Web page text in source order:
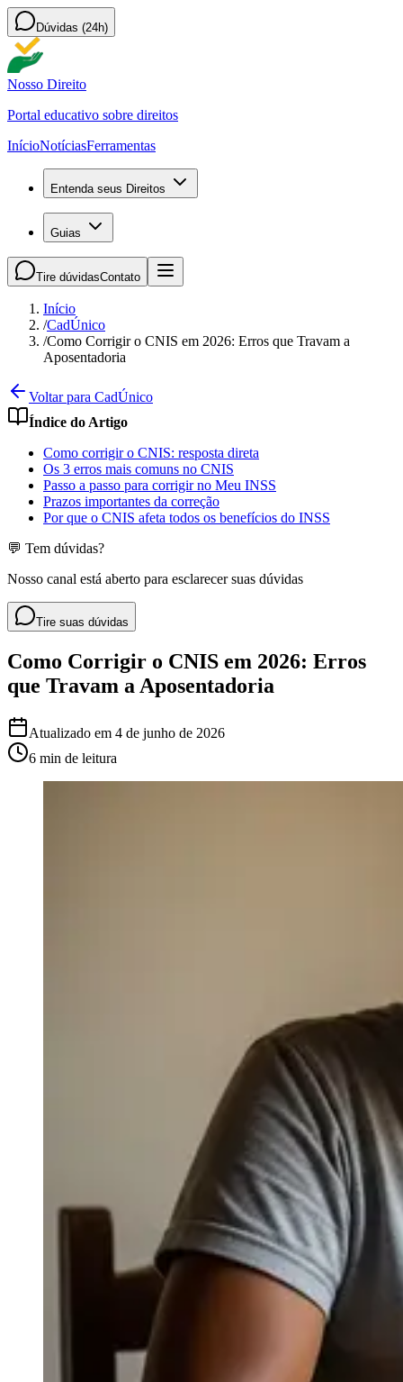
Dúvidas (24h)
Nosso Direito
Portal educativo sobre direitos
InícioNotíciasFerramentas
Entenda seus Direitos
Guias
Tire dúvidasContato
Início
/CadÚnico
/Como Corrigir o CNIS em 2026: Erros que Travam a
Aposentadoria
Voltar para CadÚnico
Índice do Artigo
Como corrigir o CNIS: resposta direta
Os 3 erros mais comuns no CNIS
Passo a passo para corrigir no Meu INSS
Prazos importantes da correção
Por que o CNIS afeta todos os benefícios do INSS
💬 Tem dúvidas?
Nosso canal está aberto para esclarecer suas dúvidas
Tire suas dúvidas
Como Corrigir o CNIS em 2026: Erros
que Travam a Aposentadoria
Atualizado em 4 de junho de 2026
6 min de leitura